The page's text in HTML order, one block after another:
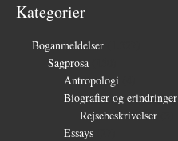
Kategorier
Boganmeldelser
Sagprosa
Antropologi
Biografier og erindringer
Rejsebeskrivelser
Essays